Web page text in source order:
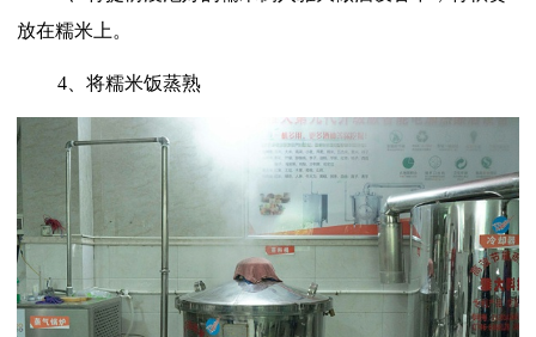
放在糯米上。
4、将糯米饭蒸熟